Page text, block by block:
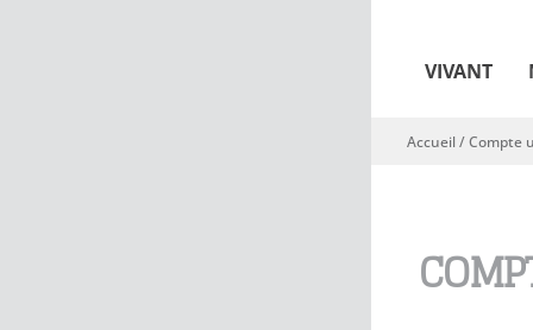
VIVANT
Vous êtes ici
Accueil/Compte